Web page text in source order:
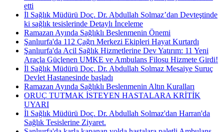
etti
İl Sağlık Müdürü Doç. Dr. Abdullah Solmaz’dan Devteştinde
ki sağlık tesislerinde Detaylı İnceleme
Ramazan Ayında Sağlıklı Beslenmenin Önemi
Şanlıurfa'da 112 Çağrı Merkezi Ekipleri Hayat Kurtardı
Şanlıurfa'da Acil Sağlık Hizmetlerine Dev Yatırım: 11 Yeni
Araçla Güçlenen UMKE ve Ambulans Filosu Hizmete Girdi!
İl Sağlık Müdürü Doç. Dr. Abdullah Solmaz Mesaiye Suruç
Devlet Hastanesinde başladı
Ramazan Ayında Sağlıklı Beslenmenin Altın Kuralları
ORUÇ TUTMAK İSTEYEN HASTALARA KRİTİK
UYARI
İl Sağlık Müdürü Doç. Dr. Abdullah Solmaz'dan Harran'da
Sağlık Tesislerine Ziyaret.